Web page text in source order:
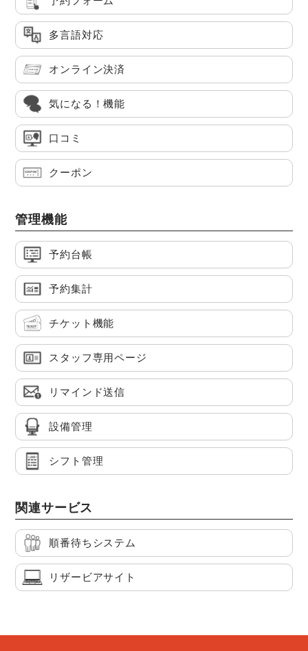
多言語対応
オンライン決済
気になる！機能
口コミ
クーポン
管理機能
予約台帳
予約集計
チケット機能
スタッフ専用ページ
リマインド送信
設備管理
シフト管理
関連サービス
順番待ちシステム
リザービアサイト